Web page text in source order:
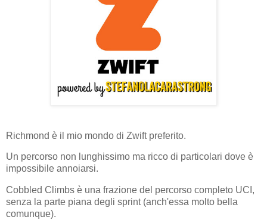
Richmond è il mio mondo di Zwift preferito.
Un percorso non lunghissimo ma ricco di particolari dove è
impossibile annoiarsi.
Cobbled Climbs è una frazione del percorso completo UCI,
senza la parte piana degli sprint (anch'essa molto bella
comunque).